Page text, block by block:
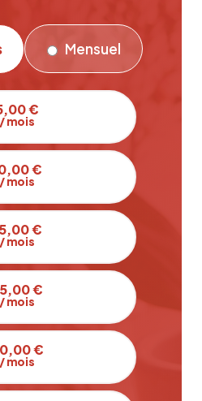
Mensuel
€
/ mois
€
/ mois
€
/ mois
€
/ mois
€
/ mois